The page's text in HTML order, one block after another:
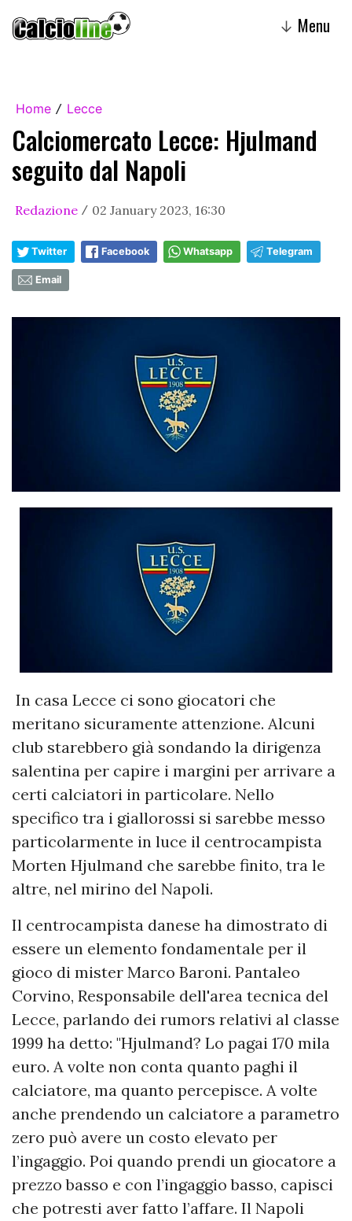
↓ Menu
Home / Lecce
Calciomercato Lecce: Hjulmand
seguito dal Napoli
Redazione / 02 January 2023, 16:30
Twitter Facebook Whatsapp Telegram
Email
In casa Lecce ci sono giocatori che
meritano sicuramente attenzione. Alcuni
club starebbero già sondando la dirigenza
salentina per capire i margini per arrivare a
certi calciatori in particolare. Nello
specifico tra i giallorossi si sarebbe messo
particolarmente in luce il centrocampista
Morten Hjulmand che sarebbe finito, tra le
altre, nel mirino del Napoli.
Il centrocampista danese ha dimostrato di
essere un elemento fondamentale per il
gioco di mister Marco Baroni. Pantaleo
Corvino, Responsabile dell'area tecnica del
Lecce, parlando dei rumors relativi al classe
1999 ha detto: "Hjulmand? Lo pagai 170 mila
euro. A volte non conta quanto paghi il
calciatore, ma quanto percepisce. A volte
anche prendendo un calciatore a parametro
zero può avere un costo elevato per
l’ingaggio. Poi quando prendi un giocatore a
prezzo basso e con l’ingaggio basso, capisci
che potresti aver fatto l’affare. Il Napoli